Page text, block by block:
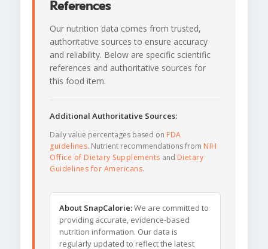
References
Our nutrition data comes from trusted,
authoritative sources to ensure accuracy
and reliability. Below are specific scientific
references and authoritative sources for
this food item.
Additional Authoritative Sources:
Daily value percentages based on FDA
guidelines. Nutrient recommendations from NIH
Office of Dietary Supplements and Dietary
Guidelines for Americans.
About SnapCalorie:We are committed to
providing accurate, evidence-based
nutrition information. Our data is
regularly updated to reflect the latest